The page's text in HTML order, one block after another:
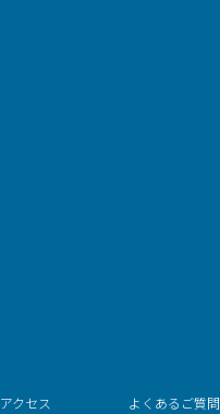
クセス よくあるご質問